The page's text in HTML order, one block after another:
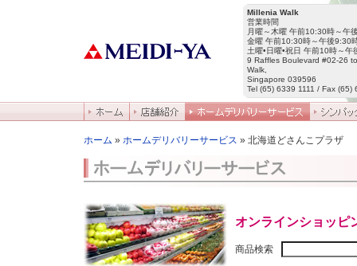
Millenia Walk
営業時間
月曜～木曜 午前10:30時～午
金曜 午前10:30時～午後9:30
土曜•日曜•祝日 午前10時～午
9 Raffles Boulevard #02-26
Walk,
Singapore 039596
Tel (65) 6339 1111 / Fax (65)
ホーム » ホームデリバリーサービス » 北海道どさんこプラザ
オンラインショッピ
商品検索